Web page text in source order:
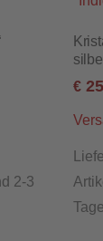
2-3
€
Tage